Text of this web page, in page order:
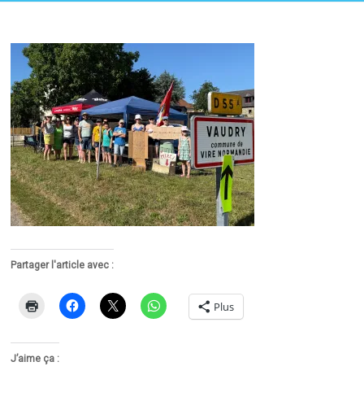
Partager l'article avec :
Plus
J’aime ça :